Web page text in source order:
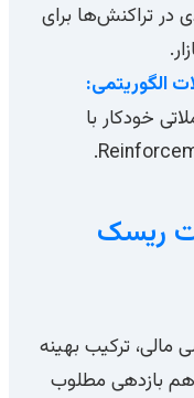
در تراکنش‌ها برای
الگوریتمی:
خودکار با
ریسک
مالی، ترکیب بهینه
هم بازدهی مطلوب